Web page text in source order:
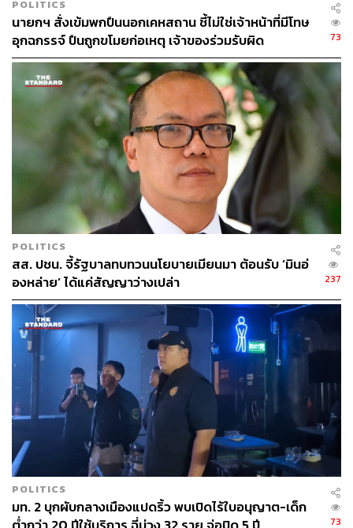
ประเทศ
ซาบีดา ไทยเศรษฐ์ รัฐมนตรีช่วยว่าการกระทรวง
มหาดไทย
จิราพร สินธุไพร รัฐมนตรีประจำสำนักนายกรัฐมนตรี
POLITICS
นายกฯ สั่งเข้มพกปืนนอกเคหสถาน ชี้ไม่ใช่เจ้าหน้าที่มีโทษ
อุกฉกรรจ์ ปืนถูกขโมยก่อเหตุ เจ้าของร่วมรับผิด
73
POLITICS
สส. ปชน. จี้รัฐบาลทบทวนนโยบายเมียนมา ต้อนรับ ‘มินอ่
องหล่าย’ ได้แค่สัญญาว่างเปล่า
237
POLITICS
มท. 2 บุกผับกลางเมืองแปดริ้ว พบเปิดไร้ใบอนุญาต-เด็ก
73